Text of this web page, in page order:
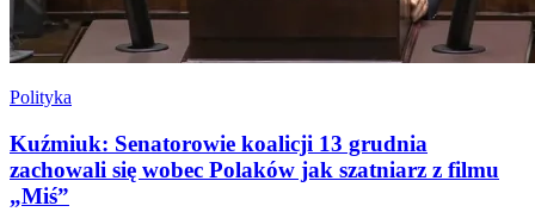
Polityka
Kuźmiuk: Senatorowie koalicji 13 grudnia
zachowali się wobec Polaków jak szatniarz z filmu
„Miś”